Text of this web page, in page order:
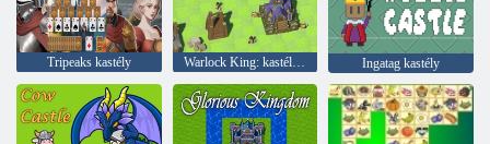
Tripeaks kastély Warlock King: kastélyvédelem Ingatag kastély